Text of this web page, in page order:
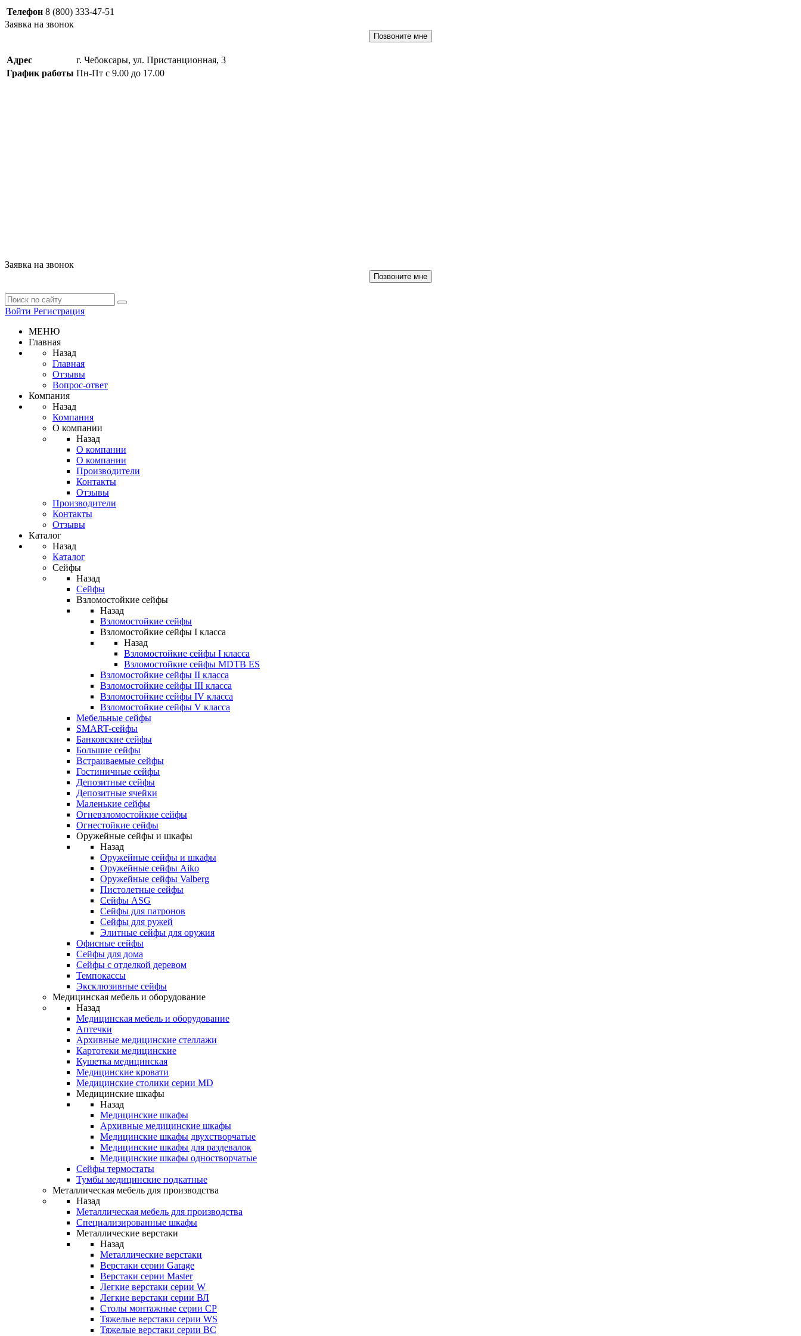
Телефон 8 (800) 333-47-51
Заявка на звонок
Позвоните мне
Адрес
г. Чебоксары, ул. Пристанционная, 3
График работы Пн-Пт с 9.00 до 17.00
Заявка на звонок
Позвоните мне
Войти Регистрация
МЕНЮ
Главная
Назад
Главная
Отзывы
Вопрос-ответ
Компания
Назад
Компания
О компании
Назад
О компании
О компании
Производители
Контакты
Отзывы
Производители
Контакты
Отзывы
Каталог
Назад
Каталог
Сейфы
Назад
Сейфы
Взломостойкие сейфы
Назад
Взломостойкие сейфы
Взломостойкие сейфы I класса
Назад
Взломостойкие сейфы I класса
Взломостойкие сейфы MDTB ES
Взломостойкие сейфы II класса
Взломостойкие сейфы III класса
Взломостойкие сейфы IV класса
Взломостойкие сейфы V класса
Мебельные сейфы
SMART-сейфы
Банковские сейфы
Большие сейфы
Встраиваемые сейфы
Гостиничные сейфы
Депозитные сейфы
Депозитные ячейки
Маленькие сейфы
Огневзломостойкие сейфы
Огнестойкие сейфы
Оружейные сейфы и шкафы
Назад
Оружейные сейфы и шкафы
Оружейные сейфы Aiko
Оружейные сейфы Valberg
Пистолетные сейфы
Сейфы ASG
Сейфы для патронов
Сейфы для ружей
Элитные сейфы для оружия
Офисные сейфы
Сейфы для дома
Сейфы с отделкой деревом
Темпокассы
Эксклюзивные сейфы
Медицинская мебель и оборудование
Назад
Медицинская мебель и оборудование
Аптечки
Архивные медицинские стеллажи
Картотеки медицинские
Кушетка медицинская
Медицинские кровати
Медицинские столики серии MD
Медицинские шкафы
Назад
Медицинские шкафы
Архивные медицинские шкафы
Медицинские шкафы двухстворчатые
Медицинские шкафы для раздевалок
Медицинские шкафы одностворчатые
Сейфы термостаты
Тумбы медицинские подкатные
Металлическая мебель для производства
Назад
Металлическая мебель для производства
Cпециализированные шкафы
Металлические верстаки
Назад
Металлические верстаки
Верстаки серии Garage
Верстаки серии Master
Легкие верстаки серии W
Легкие верстаки серии ВЛ
Столы монтажные серии СР
Тяжелые верстаки серии WS
Тяжелые верстаки серии ВС